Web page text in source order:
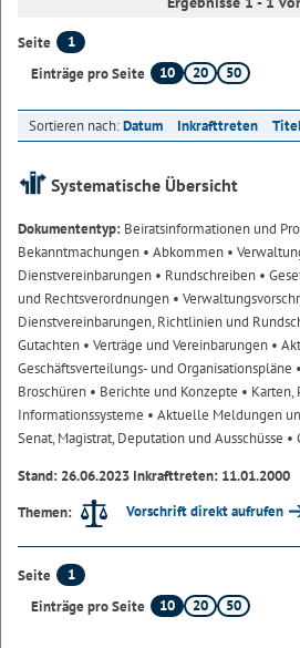
Seite
1
Einträge pro Seite
10 20 50
Sortieren nach:Datum Inkrafttreten
Systematische Übersicht
Dokumententyp: Beiratsinformationen und
Bekanntmachungen • Abkommen •
Dienstvereinbarungen • Rundschreiben •
und Rechtsverordnungen •
Dienstvereinbarungen, Richtlinien und
Gutachten • Verträge und Vereinbarungen •
Geschäftsverteilungs- und Organisationspläne
Broschüren • Berichte und Konzepte • Karten,
Informationssysteme • Aktuelle Meldungen
Senat, Magistrat, Deputation und Ausschüsse •
Stand: 26.06.2023 Inkrafttreten: 11.01.2000
Themen:
Vorschrift direkt aufrufen
Seite
1
Einträge pro Seite
10 20 50